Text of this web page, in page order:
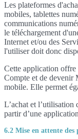
Les plateformes
mobiles, tablettes
communications
le téléchargement
Internet et/ou des
l'utiliser doit donc
Cette application offre
Compte et de devenir
mobile. Elle permet
L’achat et l’utilisation
partir d’une
6.2 Mise en attente des